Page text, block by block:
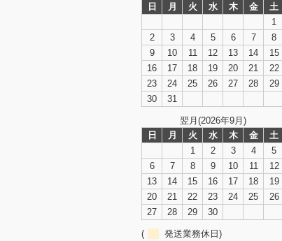
日
月 火 水 木 金
土
1
2
3 4 5 6 7
8
9
10 11 12 13 14
15
16
17 18 19 20 21
22
23
24 25 26 27 28
29
30
31
翌月(2026年9月)
日
月 火 水 木 金
土
1
2 3 4
5
6
7 8 9 10 11
12
13
14 15 16 17 18
19
20
21 22 23 24 25
26
27
28 29 30
( 発送業務休日)